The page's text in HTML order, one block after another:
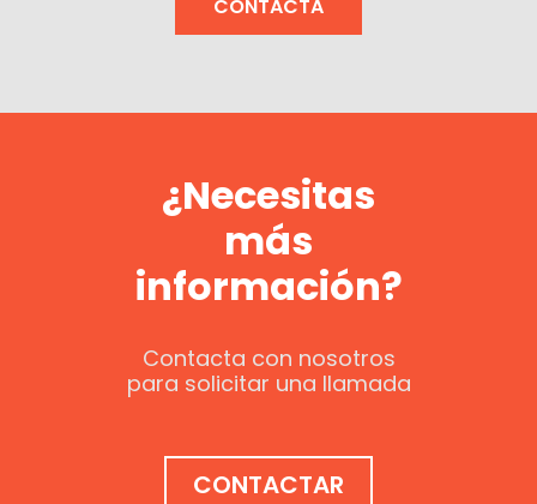
CONTACTA
¿Necesitas
más
información?
Contacta con nosotros
para solicitar una llamada
CONTACTAR